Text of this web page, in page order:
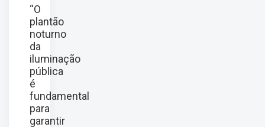
“O
plantão
noturno
da
iluminação
pública
é
fundamental
para
garantir